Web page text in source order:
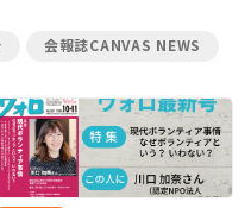
会報誌CANVAS NEWS